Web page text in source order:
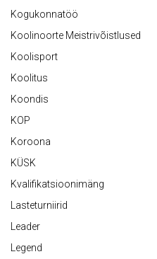
Kogukonnatöö
Koolinoorte Meistrivõistlused
Koolisport
Koolitus
Koondis
KOP
Koroona
KÜSK
Kvalifikatsioonimäng
Lasteturniirid
Leader
Legend